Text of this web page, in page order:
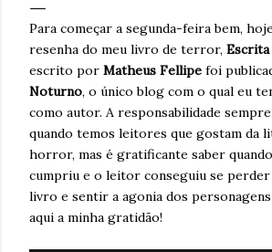
Pelo contrário, que criava mais
acreditando em si mesmo e confiando
ano sem fumar cigarro. Um ano. *Ben
formado em jornalismo . Autor do...
Para começar a segunda-feira bem,
resenha do meu livro de terror,
escrito por Matheus Fellipe foi
Noturno, o único blog com o qual eu
como autor. A responsabilidade
quando temos leitores que gostam da
horror, mas é gratificante saber
cumpriu e o leitor conseguiu se perder
livro e sentir a agonia dos
aqui a minha gratidão!